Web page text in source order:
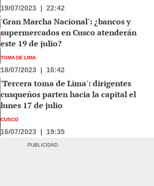
19/07/2023 | 22:42
'Gran Marcha Nacional': ¿bancos y
supermercados en Cusco atenderán
este 19 de julio?
TOMA DE LIMA
18/07/2023 | 16:42
'Tercera toma de Lima': dirigentes
cusqueños parten hacia la capital el
lunes 17 de julio
CUSCO
16/07/2023 | 19:35